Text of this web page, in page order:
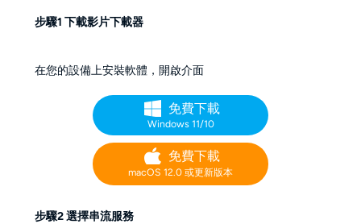
步驟1 下載影片下載器
在您的設備上安裝軟體，開啟介面
免費下載
Windows 11/10
免費下載
macOS 12.0 或更新版本
步驟2 選擇串流服務